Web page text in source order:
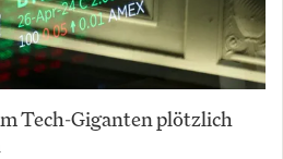
Tech-Giganten plötzlich